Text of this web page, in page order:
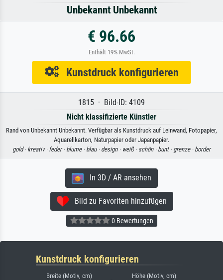
Unbekannt Unbekannt
€ 96.66
Enthält 19% MwSt.
Kunstdruck konfigurieren
1815 · Bild-ID: 4109
Nicht klassifizierte Künstler
Rand von Unbekannt Unbekannt. Verfügbar als Kunstdruck auf Leinwand, Fotopapier,
Aquarellkarton, Naturpapier oder Japanpapier.
gold · kreativ · feder · blume · blau · design · weiß · schön · bunt · grenze · border
In 3D / AR ansehen
Bild zu Favoriten hinzufügen
0 Bewertungen
Kunstdruck konfigurieren
Breite (Motiv, cm) Höhe (Motiv, cm)